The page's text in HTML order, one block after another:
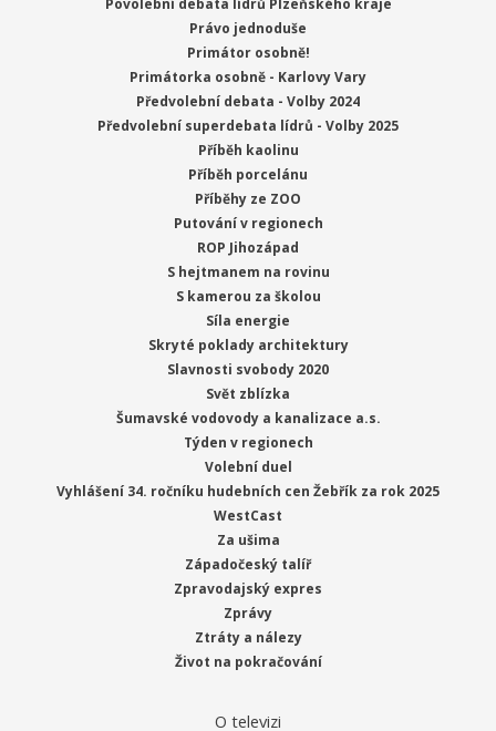
Právo jednoduše
Primátor osobně!
Primátorka osobně - Karlovy Vary
Předvolební debata - Volby 2024
Předvolební superdebata lídrů - Volby 2025
Příběh kaolinu
Příběh porcelánu
Příběhy ze ZOO
Putování v regionech
ROP Jihozápad
S hejtmanem na rovinu
S kamerou za školou
Síla energie
Skryté poklady architektury
Slavnosti svobody 2020
Svět zblízka
Šumavské vodovody a kanalizace a.s.
Týden v regionech
Volební duel
Vyhlášení 34. ročníku hudebních cen Žebřík za rok 2025
WestCast
Za ušima
Západočeský talíř
Zpravodajský expres
Zprávy
Ztráty a nálezy
Život na pokračování
O televizi